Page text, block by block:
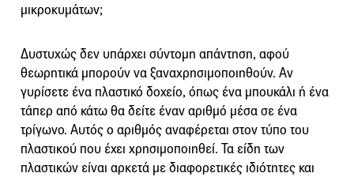
μικροκυμάτων;
Δυστυχώς δεν υπάρχει σύντομη απάντηση, αφού
θεωρητικά μπορούν να ξαναχρησιμοποιηθούν. Αν
γυρίσετε ένα πλαστικό δοχείο, όπως ένα μπουκάλι ή ένα
τάπερ από κάτω θα δείτε έναν αριθμό μέσα σε ένα
τρίγωνο. Αυτός ο αριθμός αναφέρεται στον τύπο του
πλαστικού που έχει χρησιμοποιηθεί. Τα είδη των
πλαστικών είναι αρκετά με διαφορετικές ιδιότητες και